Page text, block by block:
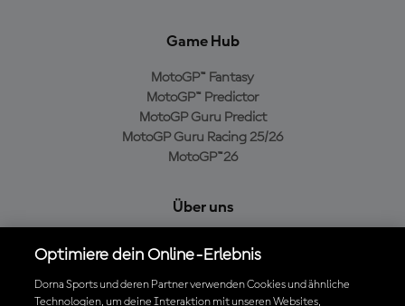
Game Hub
MotoGP™ Fantasy
MotoGP™ Predictor
MotoGP Guru Predict
MotoGP Guru Racing 25/26
MotoGP™26
Über uns
Cookie-Richtlinien
Geschäftsbedingungen
Optimiere dein Online-Erlebnis
Dorna Sports und deren Partner verwenden Cookies und ähnliche
Technologien, um deine Interaktion mit unseren Websites,